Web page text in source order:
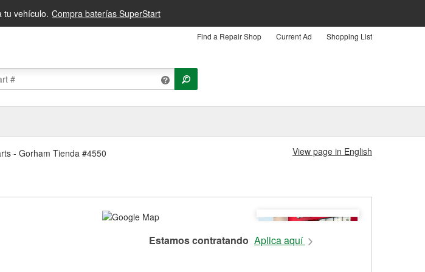
tu vehículo. Compra baterías SuperStart
Find a Repair Shop Current Ad Shopping List
- Gorham Tienda #4550 View page in English
Estamos contratando Aplica aquí